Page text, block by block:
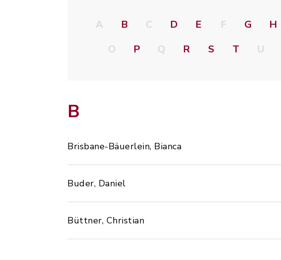
A B C D E F G H
O
P Q R S T U
B
Brisbane-Bäuerlein, Bianca
Buder, Daniel
Büttner, Christian